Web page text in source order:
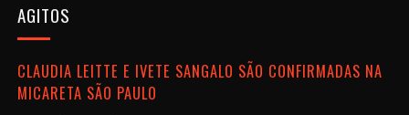
AGITOS
CLAUDIA LEITTE E IVETE SANGALO SÃO CONFIRMADAS NA
MICARETA SÃO PAULO